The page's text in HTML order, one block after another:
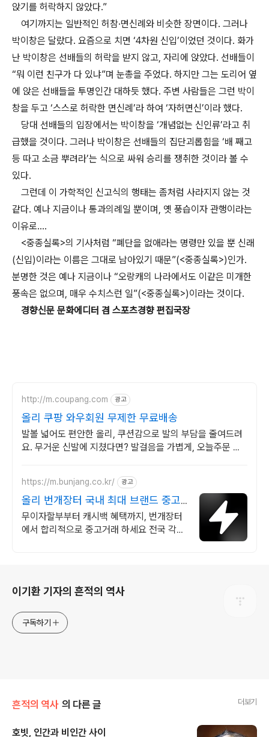
앉기를 허락하지 않았다.”
여기까지는 일반적인 허참·면신례와 비슷한 장면이다. 그러나
박이창은 달랐다. 요즘으로 치면 ‘4차원 신입’이었던 것이다. 화가
난 박이창은 선배들의 허락을 받지 않고, 자리에 앉았다. 선배들이
“뭐 이런 친구가 다 있냐”며 눈총을 주었다. 하지만 그는 도리어 옆
에 앉은 선배들을 투명인간 대하듯 했다. 주변 사람들은 그런 박이
창을 두고 ‘스스로 허락한 면신례’라 하여 ‘자허면신’이라 했다.
당대 선배들의 입장에서는 박이창을 ‘개념없는 신인류’라고 취
급했을 것이다. 그러나 박이창은 선배들의 집단괴롭힘을 ‘배 째고
등 따고 소금 뿌려라’는 식으로 싸워 승리를 쟁취한 것이라 볼 수
있다.
그런데 이 가학적인 신고식의 행태는 좀처럼 사라지지 않는 것
같다. 예나 지금이나 통과의례일 뿐이며, 옛 풍습이자 관행이라는
이유로….
<중종실록>의 기사처럼 “폐단을 없애라는 명령만 있을 뿐 신래
(신입)이라는 이름은 그대로 남아있기 때문”(<중종실록>)인가.
분명한 것은 예나 지금이나 “오랑캐의 나라에서도 이같은 미개한
풍속은 없으며, 매우 수치스런 일”(<중종실록>)이라는 것이다.
경향신문 문화에디터 겸 스포츠경향 편집국장
http://m.coupang.com 광고
올리 쿠팡 와우회원 무제한 무료배송
발볼 넓어도 편안한 올리, 쿠션감으로 발의 부담을 줄여드려
요. 무거운 신발에 지쳤다면? 발걸음을 가볍게, 오늘주문 내
https://m.bunjang.co.kr/ 광고
올리 번개장터 국내 최대 브랜드 중고
거래
무이자할부부터 캐시백 혜택까지, 번개장터
에서 합리적으로 중고거래 하세요 전국 각지
이기환 기자의 흔적의 역사
구독하기
흔적의 역사 의 다른 글 더보기
호빗, 인간과 비인간 사이